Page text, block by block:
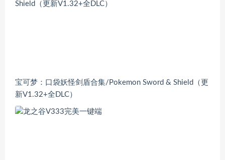
宝可梦：口袋妖怪剑盾合集/Pokemon Sword & Shield（更
新V1.32+全DLC）